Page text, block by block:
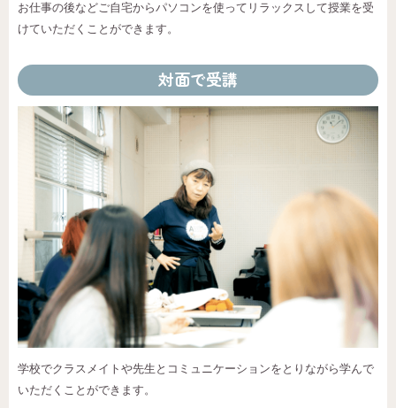
お仕事の後などご自宅からパソコンを使ってリラックスして授業を受
けていただくことができます。
対面で受講
学校でクラスメイトや先生とコミュニケーションをとりながら学んで
いただくことができます。